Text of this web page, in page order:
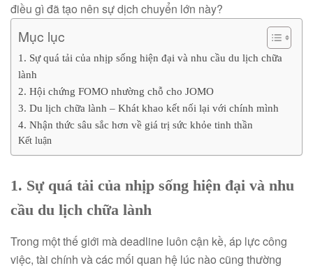
điều gì đã tạo nên sự dịch chuyển lớn này?
Mục lục
1. Sự quá tải của nhịp sống hiện đại và nhu cầu du lịch chữa
lành
2. Hội chứng FOMO nhường chỗ cho JOMO
3. Du lịch chữa lành – Khát khao kết nối lại với chính mình
4. Nhận thức sâu sắc hơn về giá trị sức khỏe tinh thần
Kết luận
1. Sự quá tải của nhịp sống hiện đại và nhu
cầu du lịch chữa lành
Trong một thế giới mà deadline luôn cận kề, áp lực công
việc, tài chính và các mối quan hệ lúc nào cũng thường